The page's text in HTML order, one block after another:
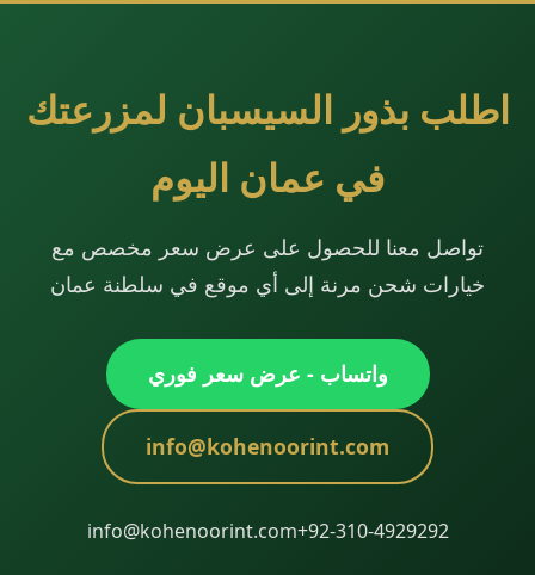
اطلب بذور السيسبان لمزرعتك
في عمان اليوم
تواصل معنا للحصول على عرض سعر مخصص مع
خيارات شحن مرنة إلى أي موقع في سلطنة عمان
واتساب - عرض سعر فوري
info@kohenoorint.com
+92-310-4929292
info@kohenoorint.com